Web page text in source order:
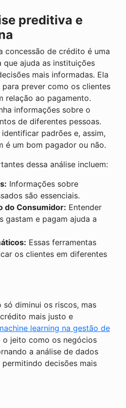
preditiva e
concessão de crédito é uma
que ajuda as instituições
mais informadas. Ela
prever como os clientes
relação ao pagamento.
informações sobre o
de diferentes pessoas.
padrões e, assim,
é um bom pagador ou não.
dessa análise incluem:
Informações sobre
são essenciais.
do Consumidor: Entender
gastam e pagam ajuda a
Essas ferramentas
os clientes em diferentes
só diminui os riscos, mas
mais justo e
learning na gestão de
o jeito como os negócios
a análise de dados
decisões mais